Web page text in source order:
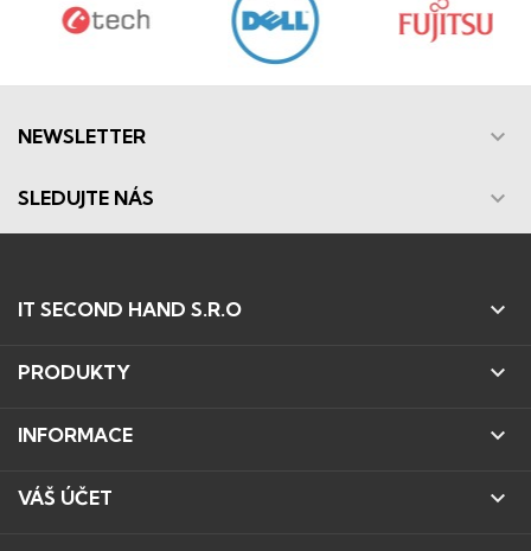
NEWSLETTER 
SLEDUJTE NÁS 
IT SECOND HAND S.R.O 
PRODUKTY 
INFORMACE 
VÁŠ ÚČET 